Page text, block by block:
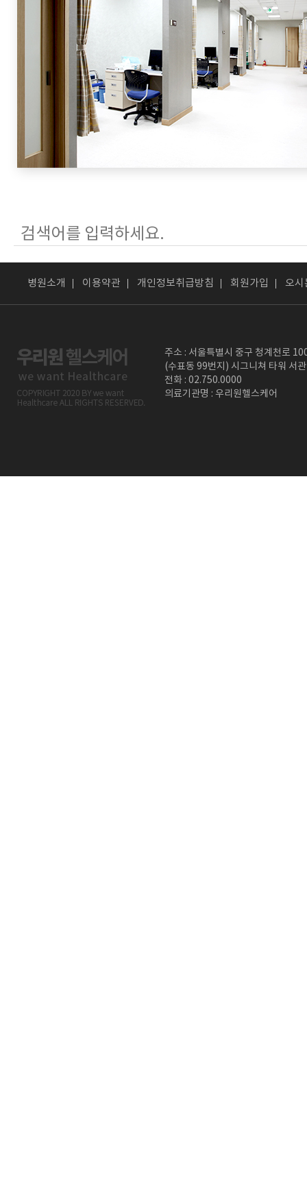
병원소개 이용약관 개인정보취급방침 회원가입 오시
주소 : 서울특별시 중구 청계천로
(수표동 99번지) 시그니쳐 타워 서
전화 : 02.750.0000
의료기관명 : 우리원헬스케어